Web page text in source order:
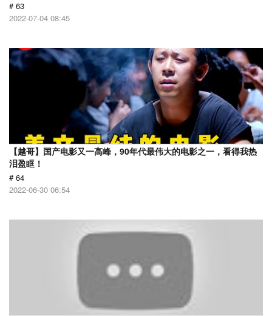
# 63
2022-07-04 08:45
【越哥】国产电影又一高峰，90年代最伟大的电影之一，看得我热
泪盈眶！
# 64
2022-06-30 06:54